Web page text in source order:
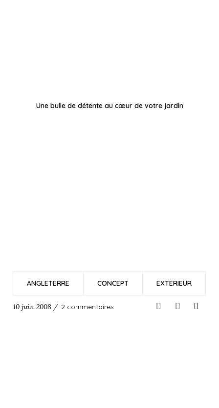
Une bulle de détente au cœur de votre jardin
ANGLETERRE CONCEPT EXTERIEUR
10 juin 2008 / 2 commentaires